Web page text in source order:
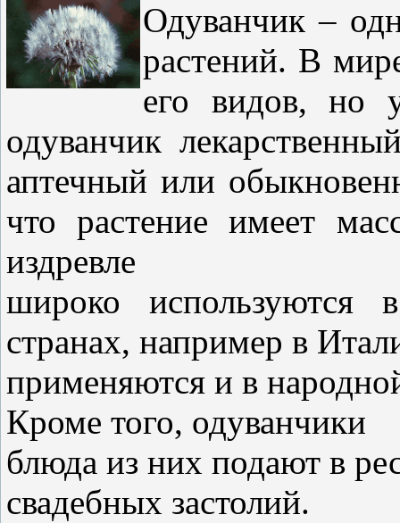
Одуванчик –
растений. В
его видов, но
одуванчик
аптечный или
что растение имеет
издревле
широко используются
странах, например в
применяются и в
Кроме того, одуванчики
блюда из них подают в
свадебных застолий.